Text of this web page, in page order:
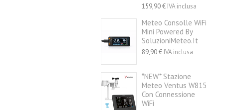
159,90 € IVA inclusa
Meteo Consolle WiFi
Mini Powered By
SoluzioniMeteo.it
89,90 € IVA inclusa
*NEW* Stazione
Meteo Ventus W815
Con Connessione
WiFi